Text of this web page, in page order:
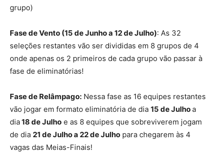
grupo)
Fase de Vento (15 de Junho a 12 de Julho): As 32
seleções restantes vão ser divididas em 8 grupos de 4
onde apenas os 2 primeiros de cada grupo vão passar à
fase de eliminatórias!
Fase de Relâmpago: Nessa fase as 16 equipes restantes
vão jogar em formato eliminatória de dia 15 de Julhoa
dia18 de Julho e as 8 equipes que sobreviverem jogam
de dia 21 de Julho a 22 de Julho para chegarem às 4
vagas das Meias-Finais!